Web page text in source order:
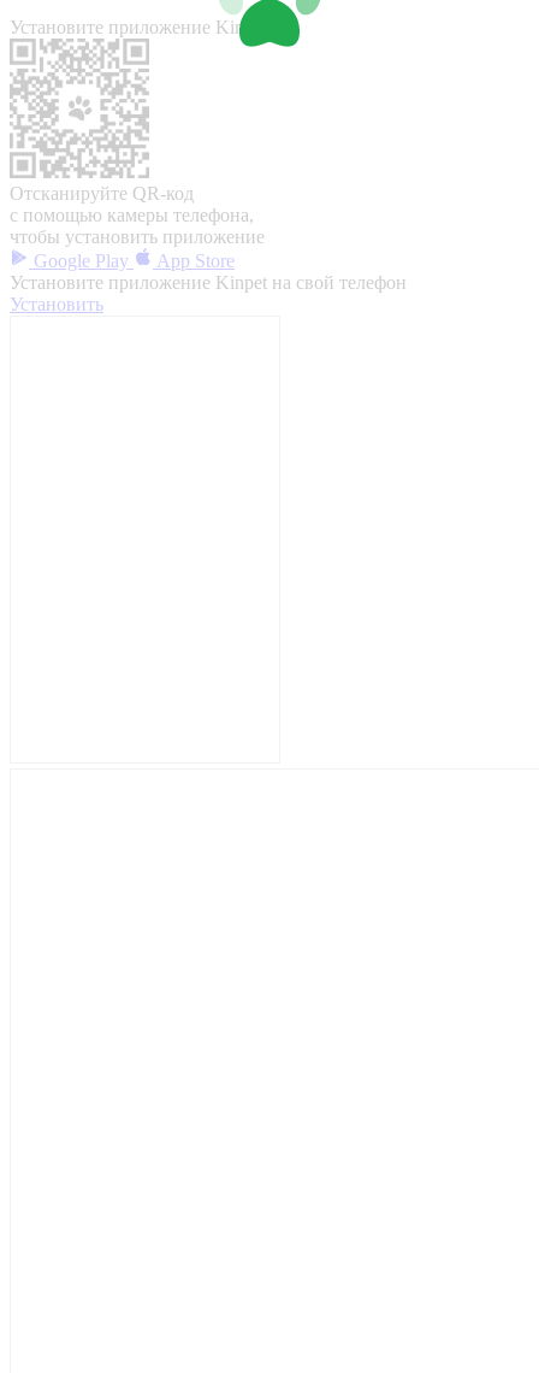
Установите приложение Kinpet
Отсканируйте QR-код
с помощью камеры телефона,
чтобы установить приложение
Google Play
App Store
Установите приложение Kinpet на свой телефон
Установить